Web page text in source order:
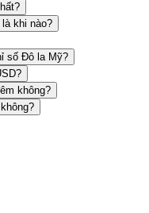
khi nào?
số Đô la Mỹ?
không?